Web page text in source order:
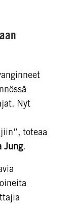
Nyt
toteaa
Jung.